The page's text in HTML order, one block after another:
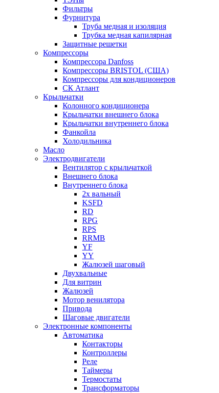
Фильтры
Фурнитура
Труба медная и изоляция
Трубка медная капилярная
Защитные решетки
Компрессоры
Компрессора Danfoss
Компрессоры BRISTOL (США)
Компрессоры для кондиционеров
СК Атлант
Крыльчатки
Колонного кондиционера
Крыльчатки внешнего блока
Крыльчатки внутреннего блока
Фанкойла
Холодильника
Масло
Электродвигатели
Вентилятор с крыльчаткой
Внешнего блока
Внутреннего блока
2х вальный
KSFD
RD
RPG
RPS
RRMB
YF
YY
Жалюзей шаговый
Двухвальные
Для витрин
Жалюзей
Мотор венилятора
Привода
Шаговые двигатели
Электронные компоненты
Автоматика
Контакторы
Контроллеры
Реле
Таймеры
Термостаты
Трансформаторы